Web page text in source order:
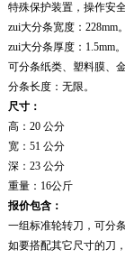
特殊保护装置，操作安
zui大分条宽度：228mm
zui大分条厚度： 1.5mm
可分条纸类、塑料膜、
分条长度：无限。
尺寸：
高： 20 公分
宽： 51 公分
深： 23 公分
重量： 16公斤
报价包含：
一组标准轮转刀，可分
如要搭配其它尺寸的刀